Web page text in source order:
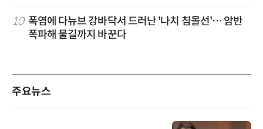
10 폭염에 다뉴브 강바닥서 드러난 '나치 침몰선'… 암반
폭파해 물길까지 바꾼다
주요뉴스